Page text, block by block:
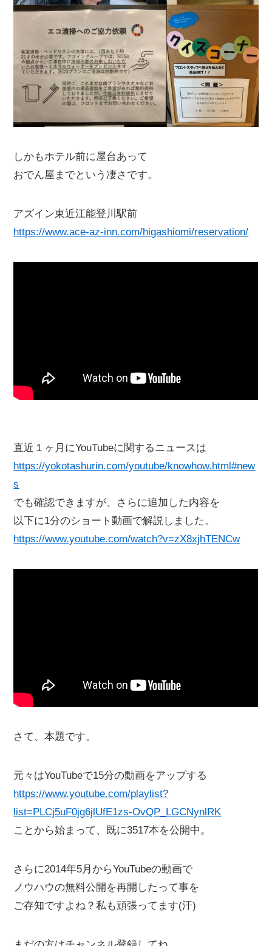
しかもホテル前に屋台あって
おでん屋までという凄さです。
アズイン東近江能登川駅前
https://www.ace-az-inn.com/higashiomi/reservation/
直近１ヶ月にYouTubeに関するニュースは
https://yokotashurin.com/youtube/knowhow.html#new
s
でも確認できますが、さらに追加した内容を
以下に1分のショート動画で解説しました。
https://www.youtube.com/watch?v=zX8xjhTENCw
さて、本題です。
元々はYouTubeで15分の動画をアップする
https://www.youtube.com/playlist?
list=PLCj5uF0jg6jlUfE1zs-OvQP_LGCNynlRK
ことから始まって、既に3517本を公開中。
さらに2014年5月からYouTubeの動画で
ノウハウの無料公開を再開したって事を
ご存知ですよね？私も頑張ってます(汗)